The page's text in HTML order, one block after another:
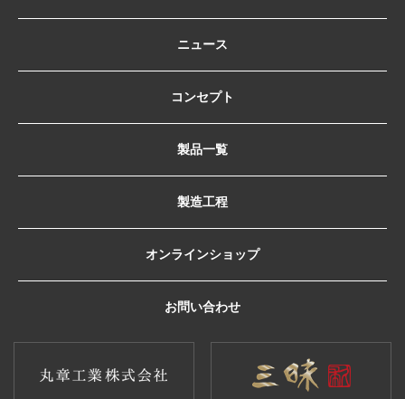
ニュース
コンセプト
製品一覧
製造工程
オンラインショップ
お問い合わせ